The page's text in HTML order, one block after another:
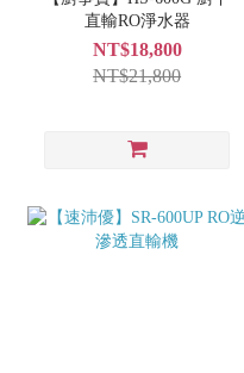
直輸RO淨水器
NT$18,800
NT$21,800